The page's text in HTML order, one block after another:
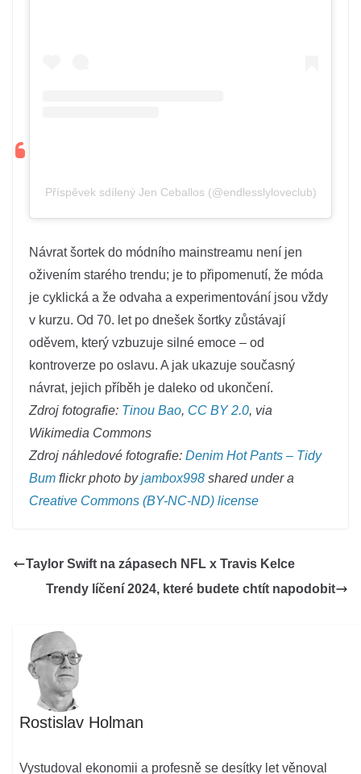
Příspěvek sdílený Jen Ceballos (@endlesslyloveclub)
Návrat šortek do módního mainstreamu není jen
oživením starého trendu; je to připomenutí, že móda
je cyklická a že odvaha a experimentování jsou vždy
v kurzu. Od 70. let po dnešek šortky zůstávají
oděvem, který vzbuzuje silné emoce – od
kontroverze po oslavu. A jak ukazuje současný
návrat, jejich příběh je daleko od ukončení.
Zdroj fotografie: Tinou Bao, CC BY 2.0, via
Wikimedia Commons
Zdroj náhledové fotografie: Denim Hot Pants – Tidy
Bum flickr photo byjambox998 shared under a
Creative Commons (BY-NC-ND) license
Taylor Swift na zápasech NFL x Travis Kelce
Trendy líčení 2024, které budete chtít napodobit
Rostislav Holman
Vystudoval ekonomii a profesně se desítky let věnoval